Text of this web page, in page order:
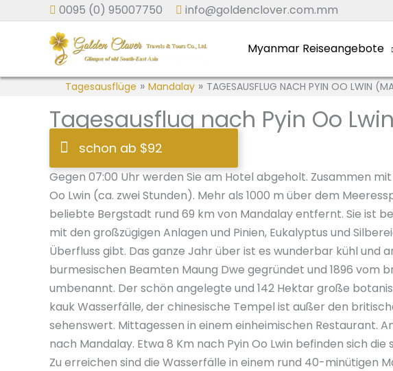
0095 (0) 95007750 info@goldenclover.com.mm
Myanmar Reiseangebote
Tagesausflüge » Mandalay » TAGESAUSFLUG NACH PYIN OO LWIN
Tagesausflug nach Pyin Oo
schon ab $92
Gegen 07:00 Uhr werden Sie am Hotel abgeholt. Zusammen
Oo Lwin (ca. zwei Stunden). Mehr als 1000 m über dem
beliebte Bergstadt rund 69 km von Mandalay entfernt. Sie ist
mit den großzügigen Anlagen und Pinien, Eukalyptus und
Überfluss gibt. Das ganze Jahr über ist es wunderbar kühl und
burmesischen Beamten Maung Dwe gegründet und 1896 vom
umbenannt. Der schön angelegte und 142 Hektar große
kauk Wasserfälle, der chinesische Tempel ist außer den
sehenswert. Mittagessen in einem einheimischen Restaurant.
nach Mandalay. Etwa 8 Km nach Pyin Oo Lwin befinden sich
Zu erreichen sind die Wasserfälle in einem rund 40-minütigen